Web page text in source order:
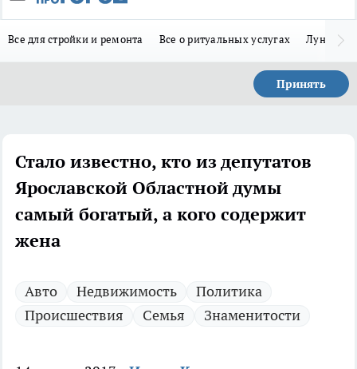
Все для стройки и ремонта Все о ритуальных услугах Лунно-
Принять
Стало известно, кто из депутатов
Ярославской Областной думы
самый богатый, а кого содержит
жена
Авто Недвижимость
Политика
Происшествия
Семья Знаменитости